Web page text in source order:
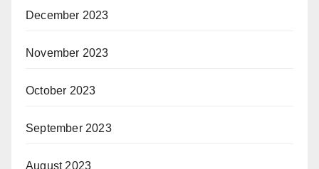
December 2023
November 2023
October 2023
September 2023
August 2023